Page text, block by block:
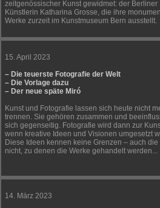
zeitgenössischer Kunst gewidmet: der Berliner
Künstlerin Katharina Grosse, die ihre
Werke zurzeit im Kunstmuseum Bern ausstellt.
15. April 2023
– Die teuerste Fotografie der Welt
– Die Vorlage dazu
– Der neue späte Miró
Kunst und Fotografie lassen sich heute nicht
trennen. Sie gehören zusammen und
sich gegenseitig. Fotografie wird dann zur
wenn kreative Ideen und Visionen umgesetzt
Diese Ideen kennen keine Grenzen – auch die
nicht, zu denen die Werke gehandelt werden...
14. März 2023